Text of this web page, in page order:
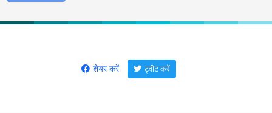
शेयर करें ट्वीट करें